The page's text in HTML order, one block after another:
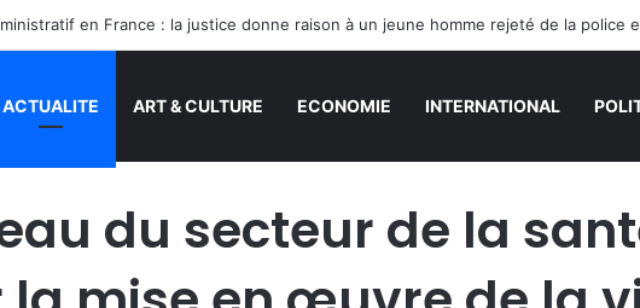
ACTUALITE ART & CULTURE ECONOMIE INTERNATIONAL
du secteur de la